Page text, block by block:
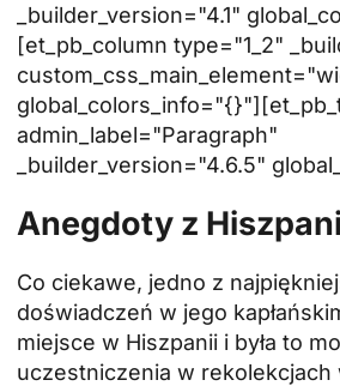
_builder_version="4.1"
[et_pb_column type="1_2"
admin_label="Paragraph"
_builder_version="4.6.5"
Anegdoty z
Co ciekawe, jedno z
doświadczeń w jego
miejsce w Hiszpanii i była to
uczestniczenia w rekolekcjach